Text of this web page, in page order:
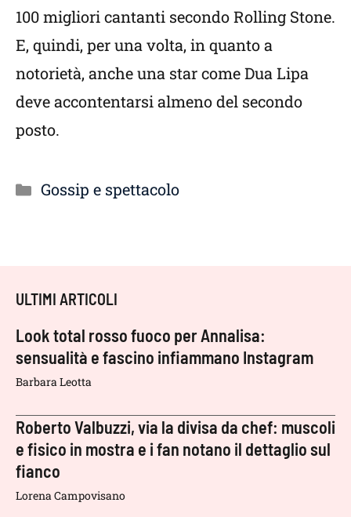
100 migliori cantanti secondo Rolling Stone.
E, quindi, per una volta, in quanto a
notorietà, anche una star come Dua Lipa
deve accontentarsi almeno del secondo
posto.
Categorie
Gossip e spettacolo
ULTIMI ARTICOLI
Look total rosso fuoco per Annalisa:
sensualità e fascino infiammano Instagram
Barbara Leotta
Roberto Valbuzzi, via la divisa da chef: muscoli
e fisico in mostra e i fan notano il dettaglio sul
fianco
Lorena Campovisano